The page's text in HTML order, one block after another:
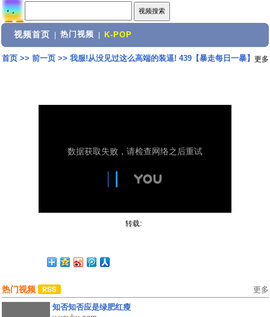
视频首页 热门视频 K-POP
首页>> 前一页>> 我服!从没见过这么高端的装逼! 439【暴走每日一暴】 更多
转载:
热门视频 更多
知否知否应是绿肥红瘦